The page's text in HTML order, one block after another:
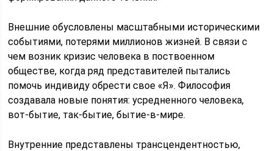
Внешние обусловлены масштабными историческими
событиями, потерями миллионов жизней. В связи с
чем возник кризис человека в поствоенном
обществе, когда ряд представителей пытались
помочь индивиду обрести свое «Я». Философия
создавала новые понятия: усредненного человека,
вот-бытие, так-бытие, бытие-в-мире.
Внутренние представлены трансцендентностью,